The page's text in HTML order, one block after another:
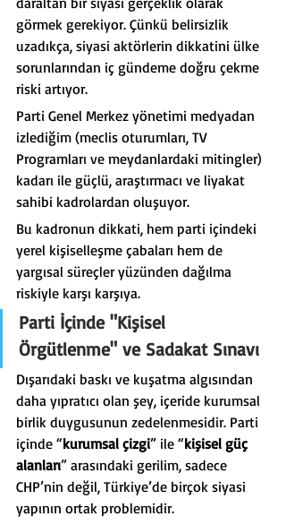
görmek gerekiyor. Çünkü belirsizlik
uzadıkça, siyasi aktörlerin dikkatini ülke
sorunlarından iç gündeme doğru çekme
riski artıyor.
Parti Genel Merkez yönetimi medyadan
izlediğim (meclis oturumları, TV
Programları ve meydanlardaki mitingler)
kadarı ile güçlü, araştırmacı ve liyakat
sahibi kadrolardan oluşuyor.
Bu kadronun dikkati, hem parti içindeki
yerel kişiselleşme çabaları hem de
yargısal süreçler yüzünden dağılma
riskiyle karşı karşıya.
Parti İçinde "Kişisel
Örgütlenme" ve Sadakat Sınavı
Dışarıdaki baskı ve kuşatma algısından
daha yıpratıcı olan şey, içeride kurumsal
birlik duygusunun zedelenmesidir. Parti
içinde “kurumsal çizgi” ile “kişisel güç
alanları” arasındaki gerilim, sadece
CHP’nin değil, Türkiye’de birçok siyasi
yapının ortak problemidir.